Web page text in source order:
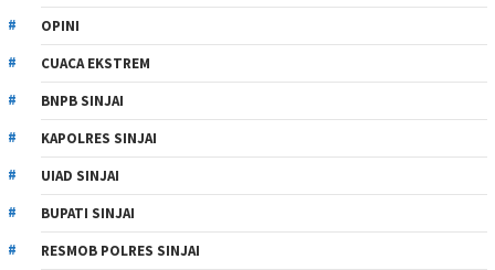
OPINI
CUACA EKSTREM
BNPB SINJAI
KAPOLRES SINJAI
UIAD SINJAI
BUPATI SINJAI
RESMOB POLRES SINJAI